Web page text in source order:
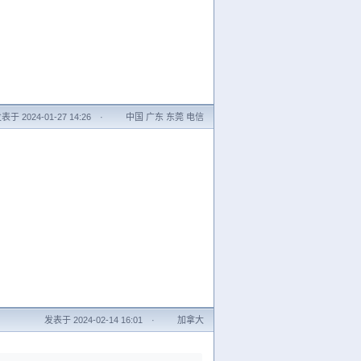
表于 2024-01-27 14:26 · 中国 广东 东莞 电信
发表于 2024-02-14 16:01 · 加拿大